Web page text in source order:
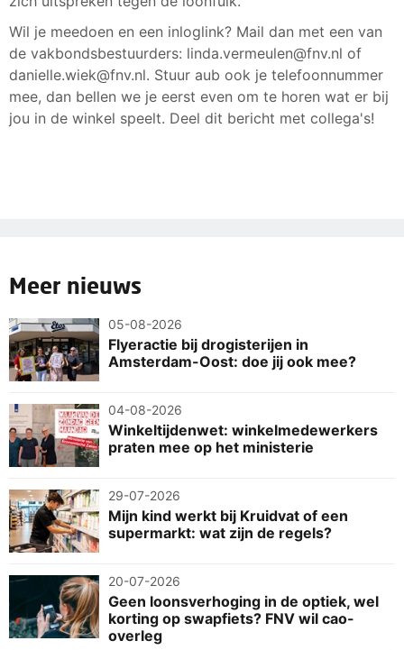
Wil je meedoen en een inloglink? Mail dan met een van
de vakbondsbestuurders: linda.vermeulen@fnv.nl of
danielle.wiek@fnv.nl. Stuur aub ook je telefoonnummer
mee, dan bellen we je eerst even om te horen wat er bij
jou in de winkel speelt. Deel dit bericht met collega's!
Meer nieuws
05-08-2026
Flyeractie bij drogisterijen in
Amsterdam-Oost: doe jij ook mee?
04-08-2026
Winkeltijdenwet: winkelmedewerkers
praten mee op het ministerie
29-07-2026
Mijn kind werkt bij Kruidvat of een
supermarkt: wat zijn de regels?
20-07-2026
Geen loonsverhoging in de optiek, wel
korting op swapfiets? FNV wil cao-
overleg